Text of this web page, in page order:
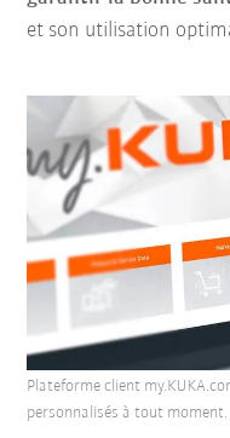
et son utilisation
Plateforme client
personnalisés à tout moment.